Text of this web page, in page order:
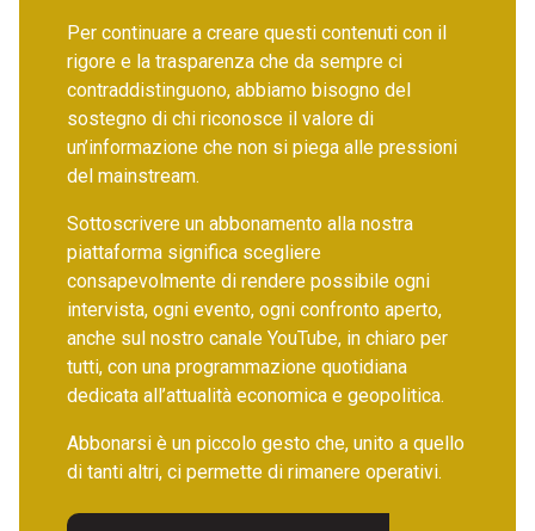
Per continuare a creare questi contenuti con il
rigore e la trasparenza che da sempre ci
contraddistinguono, abbiamo bisogno del
sostegno di chi riconosce il valore di
un’informazione che non si piega alle pressioni
del mainstream.
Sottoscrivere un abbonamento alla nostra
piattaforma significa scegliere
consapevolmente di rendere possibile ogni
intervista, ogni evento, ogni confronto aperto,
anche sul nostro canale YouTube, in chiaro per
tutti, con una programmazione quotidiana
dedicata all’attualità economica e geopolitica.
Abbonarsi è un piccolo gesto che, unito a quello
di tanti altri, ci permette di rimanere operativi.